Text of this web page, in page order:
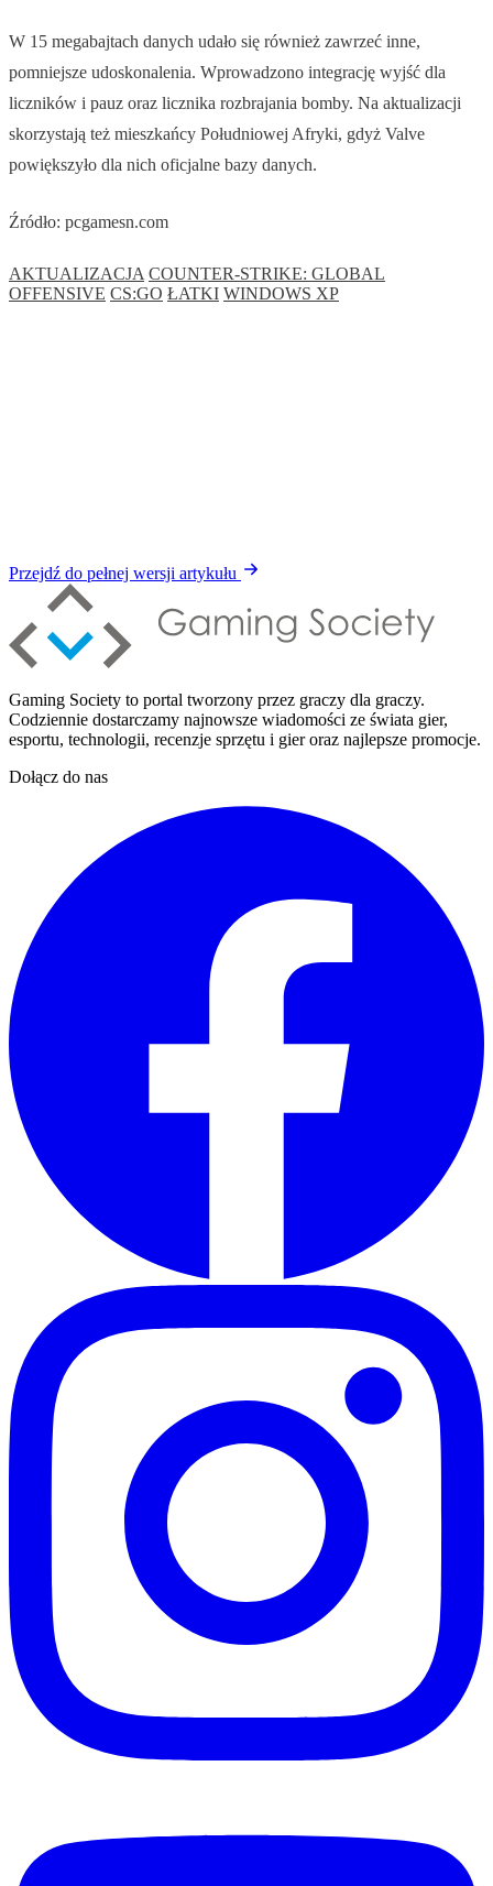
W 15 megabajtach danych udało się również zawrzeć inne,
pomniejsze udoskonalenia. Wprowadzono integrację wyjść dla
liczników i pauz oraz licznika rozbrajania bomby. Na aktualizacji
skorzystają też mieszkańcy Południowej Afryki, gdyż Valve
powiększyło dla nich oficjalne bazy danych.
Źródło: pcgamesn.com
AKTUALIZACJA COUNTER-STRIKE: GLOBAL
OFFENSIVE CS:GO ŁATKI WINDOWS XP
Przejdź do pełnej wersji artykułu
Gaming Society to portal tworzony przez graczy dla graczy.
Codziennie dostarczamy najnowsze wiadomości ze świata gier,
esportu, technologii, recenzje sprzętu i gier oraz najlepsze promocje.
Dołącz do nas